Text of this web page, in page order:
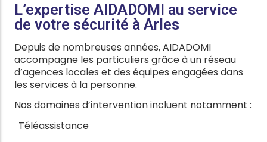
L’expertise AIDADOMI au service
de votre sécurité à Arles
Depuis de nombreuses années, AIDADOMI
accompagne les particuliers grâce à un réseau
d’agences locales et des équipes engagées dans
les services à la personne.
Nos domaines d’intervention incluent notamment :
Téléassistance